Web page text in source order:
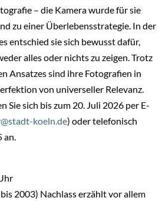
– die Kamera wurde für sie
zu einer Überlebensstrategie. In der
entschied sie sich bewusst dafür,
alles oder nichts zu zeigen. Trotz
Ansatzes sind ihre Fotografien in
von universeller Relevanz.
Sie sich bis zum 20. Juli 2026 per E-
koeln.de) oder telefonisch
2003) Nachlass erzählt vor allem